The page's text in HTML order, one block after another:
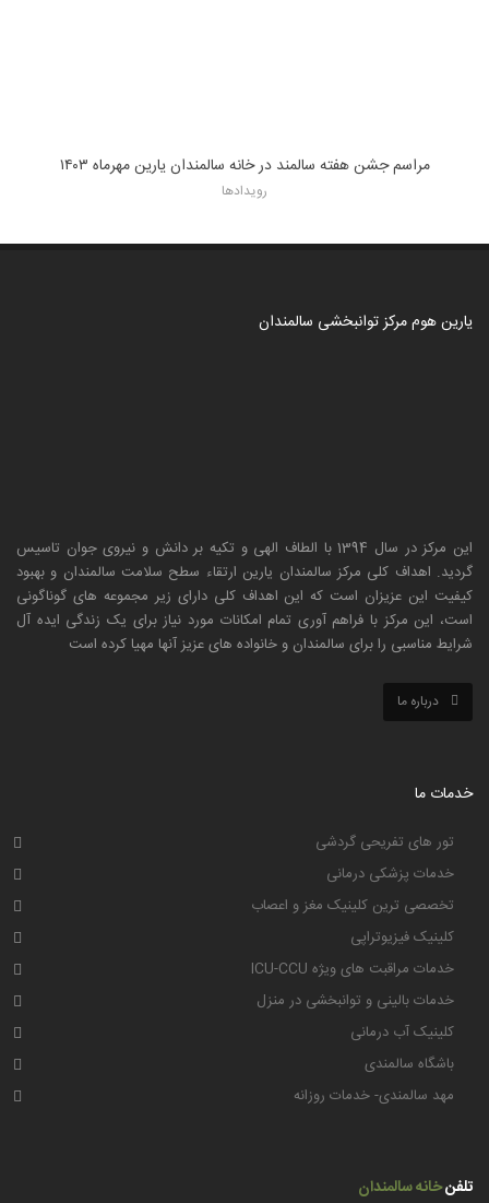
مراسم جشن هفته سالمند در خانه سالمندان یارین مهرماه ۱۴۰۳
رویدادها
یارین هوم مرکز توانبخشی سالمندان
این مرکز در سال 1394 با الطاف الهی و تکیه بر دانش و نیروی جوان تاسیس
گردید. اهداف کلی مرکز سالمندان یارین ارتقاء سطح سلامت سالمندان و بهبود
کیفیت این عزیزان است که این اهداف کلی دارای زیر مجموعه های گوناگونی
است، این مرکز با فراهم آوری تمام امکانات مورد نیاز برای یک زندگی ایده آل
شرایط مناسبی را برای سالمندان و خانواده های عزیز آنها مهیا کرده است
درباره ما
خدمات ما
تور های تفریحی گردشی
خدمات پزشکی درمانی
تخصصی ترین کلینیک مغز و اعصاب
کلینیک فیزیوتراپی
خدمات مراقبت های ویژه ICU-CCU
خدمات بالینی و توانبخشی در منزل
کلینیک آب درمانی
باشگاه سالمندی
مهد سالمندی- خدمات روزانه
تلفنخانه سالمندان